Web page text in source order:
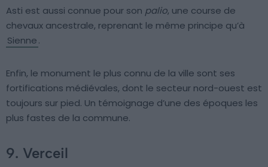
Asti est aussi connue pour son palio, une course de
chevaux ancestrale, reprenant le même principe qu’à
Sienne.
Enfin, le monument le plus connu de la ville sont ses
fortifications médiévales, dont le secteur nord-ouest est
toujours sur pied. Un témoignage d’une des époques les
plus fastes de la commune.
9. Verceil